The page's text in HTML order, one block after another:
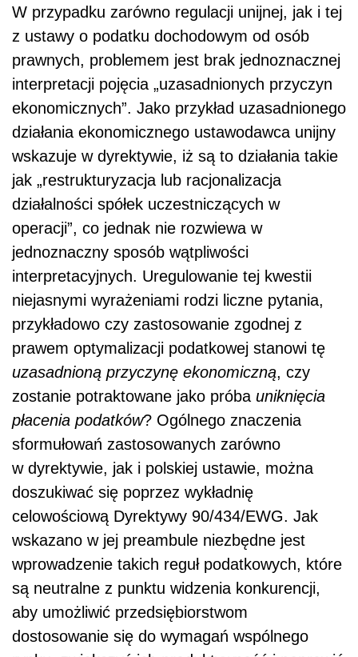
W przypadku zarówno regulacji unijnej, jak i tej
z ustawy o podatku dochodowym od osób
prawnych, problemem jest brak jednoznacznej
interpretacji pojęcia „uzasadnionych przyczyn
ekonomicznych”. Jako przykład uzasadnionego
działania ekonomicznego ustawodawca unijny
wskazuje w dyrektywie, iż są to działania takie
jak „restrukturyzacja lub racjonalizacja
działalności spółek uczestniczących w
operacji”, co jednak nie rozwiewa w
jednoznaczny sposób wątpliwości
interpretacyjnych. Uregulowanie tej kwestii
niejasnymi wyrażeniami rodzi liczne pytania,
przykładowo czy zastosowanie zgodnej z
prawem optymalizacji podatkowej stanowi tę
uzasadnioną przyczynę ekonomiczną, czy
zostanie potraktowane jako próba uniknięcia
płacenia podatków? Ogólnego znaczenia
sformułowań zastosowanych zarówno
w dyrektywie, jak i polskiej ustawie, można
doszukiwać się poprzez wykładnię
celowościową Dyrektywy 90/434/EWG. Jak
wskazano w jej preambule niezbędne jest
wprowadzenie takich reguł podatkowych, które
są neutralne z punktu widzenia konkurencji,
aby umożliwić przedsiębiorstwom
dostosowanie się do wymagań wspólnego